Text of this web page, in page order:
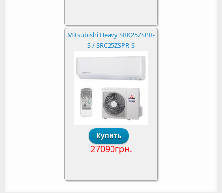
Mitsubishi Heavy SRK25ZSPR-
S / SRC25ZSPR-S
27090грн.